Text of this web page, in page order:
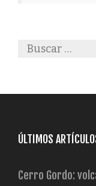
ÚLTIMOS
Cerro Gordo: